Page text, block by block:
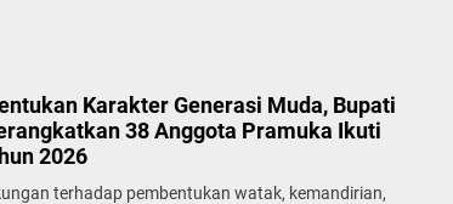
Karakter Generasi Muda, Bupati
38 Anggota Pramuka Ikuti
2026
terhadap pembentukan watak, kemandirian,